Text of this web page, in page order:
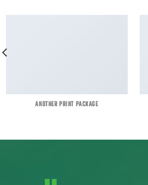
ANOTHER PRINT PACKAGE